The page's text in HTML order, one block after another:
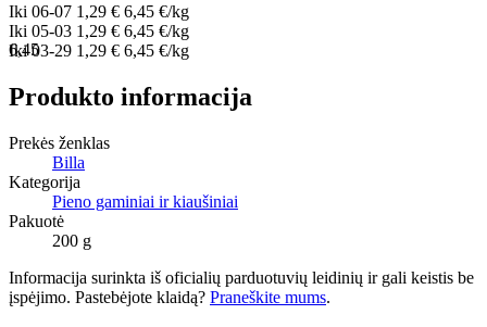
6,45
Iki 06-07 1,29 € 6,45 €/kg
Iki 05-03 1,29 € 6,45 €/kg
Iki03-29 1,29 € 6,45 €/kg
Produkto informacija
Prekės ženklas
Billa
Kategorija
Pieno gaminiai ir kiaušiniai
Pakuotė
200 g
Informacija surinkta iš oficialių parduotuvių leidinių ir gali keistis be
įspėjimo. Pastebėjote klaidą? Praneškite mums.